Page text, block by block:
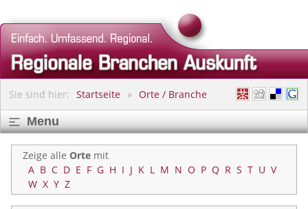
Sie sind hier: Startseite Orte / Branche
Menu
Zeige alle Orte mit
A B C D E F G H I J K L M N O P Q R S T U V
W X Y Z